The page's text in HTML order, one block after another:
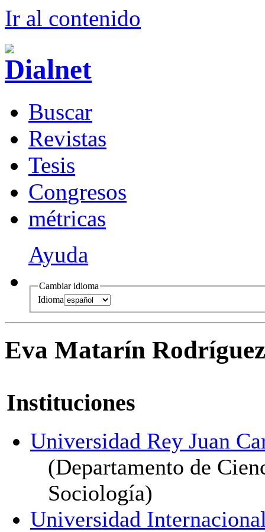
Ir al contenido
Buscar
Revistas
Tesis
Congresos
métricas
Ayuda
Cambiar idioma
Idioma
Eva Matarín
Instituciones
Universidad Rey Juan
(Departamento de
Sociología)
Universidad